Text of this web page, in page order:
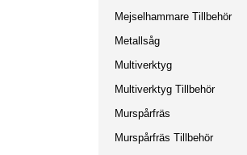
Mejselhammare Tillbehör
Metallsåg
Multiverktyg
Multiverktyg Tillbehör
Murspårfräs
Murspårfräs Tillbehör